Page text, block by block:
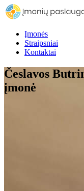
Įmonės
Straipsniai
Kontaktai
Česlavos
įmonė